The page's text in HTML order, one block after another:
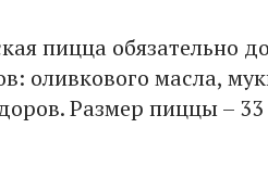
пицца обязательно
оливкового масла,
Размер пиццы –